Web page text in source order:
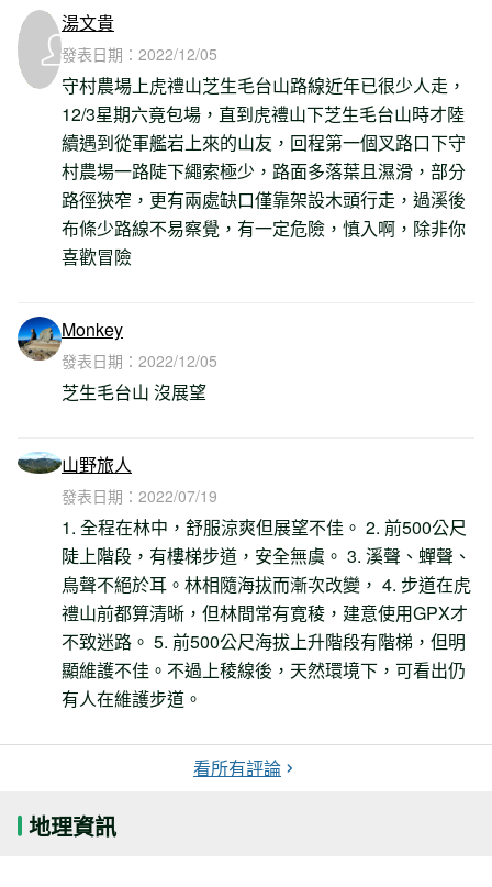
湯文貴
發表日期： 2022/12/05
守村農場上虎禮山芝生毛台山路線近年已很少人走，
12/3星期六竟包場，直到虎禮山下芝生毛台山時才陸
續遇到從軍艦岩上來的山友，回程第一個叉路口下守
村農場一路陡下繩索極少，路面多落葉且濕滑，部分
路徑狹窄，更有兩處缺口僅靠架設木頭行走，過溪後
布條少路線不易察覺，有一定危險，慎入啊，除非你
喜歡冒險
Monkey
發表日期： 2022/12/05
芝生毛台山 沒展望
山野旅人
發表日期： 2022/07/19
1. 全程在林中，舒服涼爽但展望不佳。 2. 前500公尺
陡上階段，有樓梯步道，安全無虞。 3. 溪聲、蟬聲、
鳥聲不絕於耳。林相隨海拔而漸次改變， 4. 步道在虎
禮山前都算清晰，但林間常有寛稜，建意使用GPX才
不致迷路。 5. 前500公尺海拔上升階段有階梯，但明
顯維護不佳。不過上稜線後，天然環境下，可看出仍
有人在維護步道。
看所有評論
地理資訊